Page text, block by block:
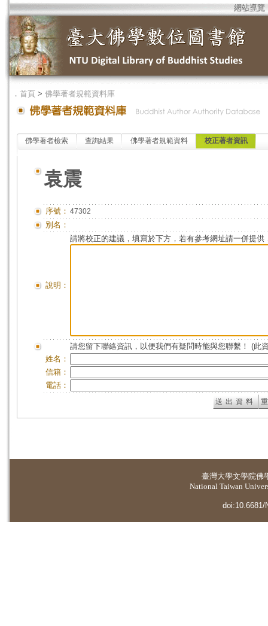
網站導覽
． 首頁 > 佛學著者規範資料庫
佛學著者檢索 查詢結果 佛學著者規範資料 校正著者資訊
袁震
序號： 47302
別名：
說明：
請將校正的建議，填寫於下方，若有參考網址請一併提供
請您留下聯絡資訊，以便我們有疑問時能與您聯繫！ (此
姓名：
信箱：
電話：
臺灣大學文學院佛
National Taiwan
doi:10.6681/